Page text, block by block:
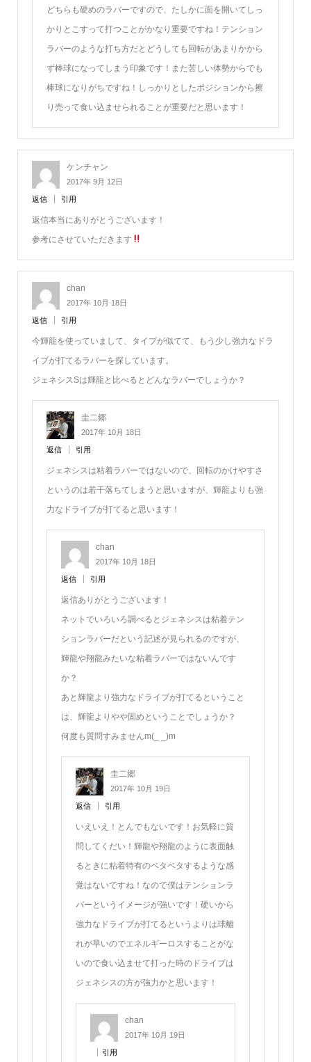
どちらも硬めのラバーですので、たしかに面を開いてしっ
かりとこすって打つことがかなり重要ですね！テンション
ラバーのような打ち方だとどうしても回転があまりかから
ず棒球になってしまう印象です！また苦しい体勢からでも
棒球になりがちですね！しっかりとしたポジションから擦
り売って食い込ませられることが重要だと思います！
ケンチャン
2017年 9月 12日
返信 引用
返信本当にありがとうございます！
参考にさせていただきます
chan
2017年 10月 18日
返信 引用
今輝龍を使っていまして、タイプが似てて、もう少し強力なドラ
イブが打てるラバーを探しています。
ジェネシスSは輝龍と比べるとどんなラバーでしょうか？
圭二郷
2017年 10月 18日
返信 引用
ジェネシスは粘着ラバーではないので、回転のかけやすさ
というのは若干落ちてしまうと思いますが、輝龍よりも強
力なドライブが打てると思います！
chan
2017年 10月 18日
返信 引用
返信ありがとうございます！
ネットでいろいろ調べるとジェネシスは粘着テン
ションラバーだという記述が見られるのですが、
輝龍や翔龍みたいな粘着ラバーではないんです
か？
あと輝龍より強力なドライブが打てるということ
は、輝龍よりやや固めということでしょうか？
何度も質問すみませんm(_ _)m
圭二郷
2017年 10月 19日
返信 引用
いえいえ！とんでもないです！お気軽に質
問してくだい！輝龍や翔龍のように表面触
るときに粘着特有のベタベタするような感
覚はないですね！なので僕はテンションラ
バーというイメージが強いです！硬いから
強力なドライブが打てるというよりは球離
れが早いのでエネルギーロスすることがな
いので食い込ませて打った時のドライブは
ジェネシスの方が強力かと思います！
chan
2017年 10月 19日
引用